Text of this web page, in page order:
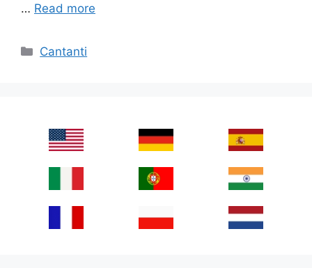
… Read more
Categories
Cantanti